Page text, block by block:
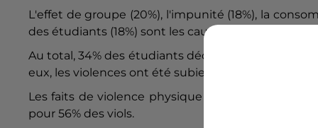
L'effet de groupe (20%), l'impunité (18%), la
des étudiants (18%) sont les causes de
Au total, 34% des étudiants déclarent avoir été
eux, les violences ont été subies sous l'emprise de
Les faits de violence physique sont plutôt
pour 56% des viols.